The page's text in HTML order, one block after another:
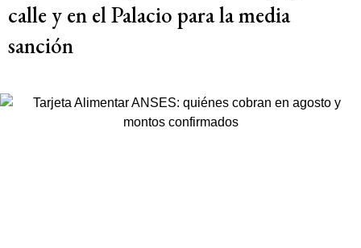
calle y en el Palacio para la media
sanción